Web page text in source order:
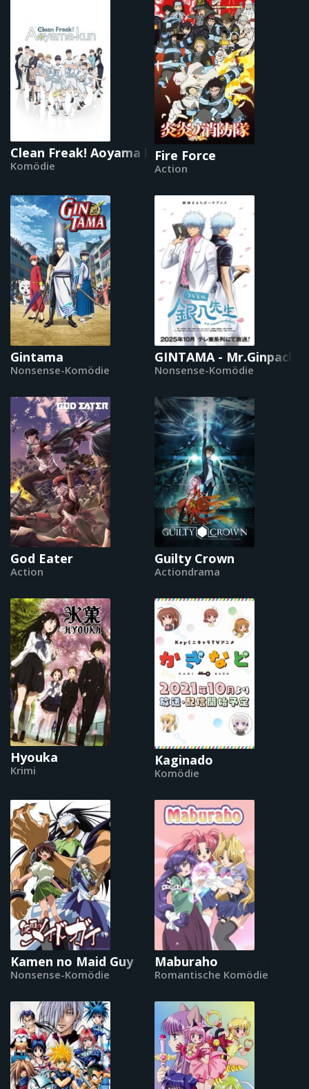
Clean Freak! Aoyama kun
Komödie
Fire Force
Action
Gintama
Nonsense-Komödie
GINTAMA -
Nonsense-Komödie
God Eater
Action
Guilty Crown
Actiondrama
Hyouka
Krimi
Kaginado
Komödie
Kamen no Maid Guy
Nonsense-Komödie
Maburaho
Romantische Komödie